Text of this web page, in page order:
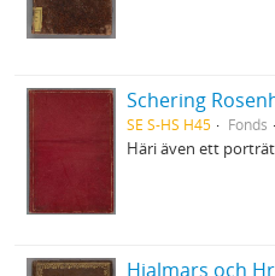
SE S-HS H45 Fonds
Häri även ett
Hjalmars och